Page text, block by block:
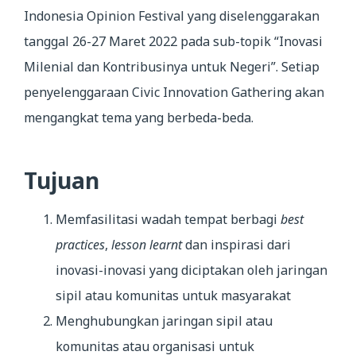
Indonesia Opinion Festival yang diselenggarakan
tanggal 26-27 Maret 2022 pada sub-topik “Inovasi
Milenial dan Kontribusinya untuk Negeri”. Setiap
penyelenggaraan Civic Innovation Gathering akan
mengangkat tema yang berbeda-beda.
Tujuan
Memfasilitasi wadah tempat berbagi best
practices, lesson learntdan inspirasi dari
inovasi-inovasi yang diciptakan oleh jaringan
sipil atau komunitas untuk masyarakat
Menghubungkan jaringan sipil atau
komunitas atau organisasi untuk